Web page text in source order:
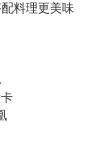
料理更美味